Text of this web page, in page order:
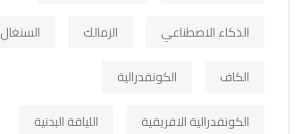
الذكاء الاصطناعي
الزمالك
السنغال
الكاف
الكونفدرالية
الكونفدرالية الافريقية
اللياقة البدنية